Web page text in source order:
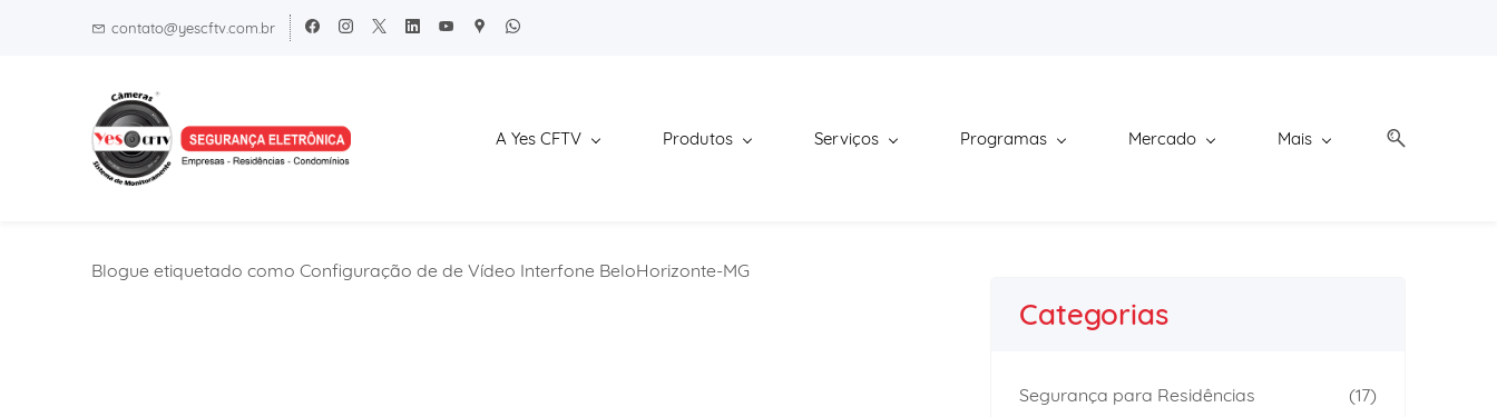
contato@yescftv.com.br
A Yes CFTV Produtos Serviços Programas Mercado Mais
Blogue etiquetado como Configuração de de Vídeo Interfone BeloHorizonte-MG
Categorias
Segurança para Residências
(17)